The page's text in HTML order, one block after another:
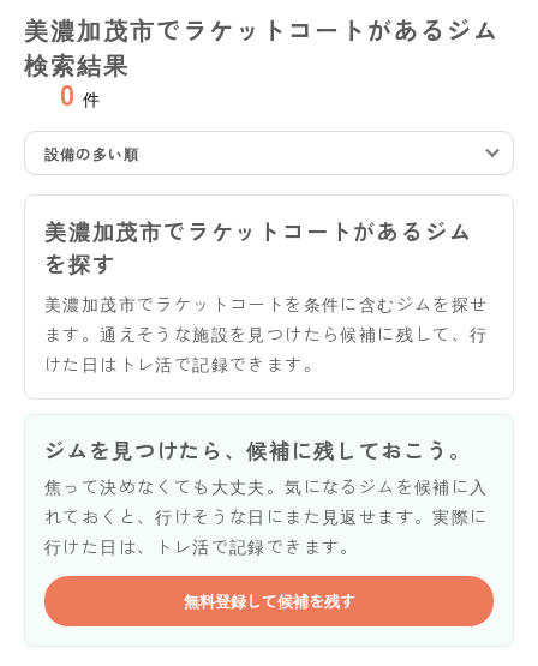
美濃加茂市でラケットコートがあるジム
検索結果
0 件
設備の多い順
美濃加茂市でラケットコートがあるジム
を探す
美濃加茂市でラケットコートを条件に含むジムを探せ
ます。通えそうな施設を見つけたら候補に残して、行
けた日はトレ活で記録できます。
ジムを見つけたら、候補に残しておこう。
焦って決めなくても大丈夫。気になるジムを候補に入
れておくと、行けそうな日にまた見返せます。実際に
行けた日は、トレ活で記録できます。
無料登録して候補を残す